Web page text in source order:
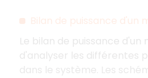
Bilan de puissance d'un
Le bilan de puissance